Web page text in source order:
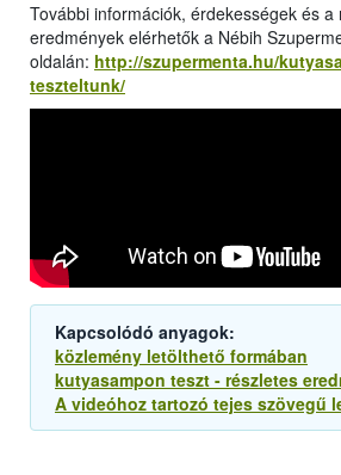
További információk, érdekességek és a
eredmények elérhetők a Nébih
oldalán: http://szupermenta.hu/
teszteltunk/
Kapcsolódó anyagok:
közlemény letölthető formában
kutyasampon teszt - részletes
A videóhoz tartozó tejes szövegű